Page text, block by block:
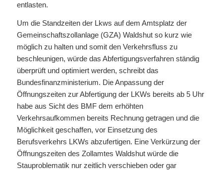
entlasten.
Um die Standzeiten der Lkws auf dem Amtsplatz der
Gemeinschaftszollanlage (GZA) Waldshut so kurz wie
möglich zu halten und somit den Verkehrsfluss zu
beschleunigen, würde das Abfertigungsverfahren ständig
überprüft und optimiert werden, schreibt das
Bundesfinanzministerium. Die Anpassung der
Öffnungszeiten zur Abfertigung der LKWs bereits ab 5 Uhr
habe aus Sicht des BMF dem erhöhten
Verkehrsaufkommen bereits Rechnung getragen und die
Möglichkeit geschaffen, vor Einsetzung des
Berufsverkehrs LKWs abzufertigen. Eine Verkürzung der
Öffnungszeiten des Zollamtes Waldshut würde die
Stauproblematik nur zeitlich verschieben oder gar